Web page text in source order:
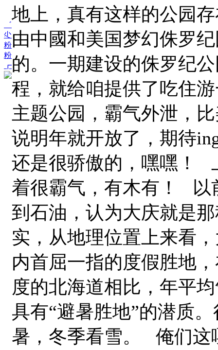
゛
尐
粉
粉
┏
地上，真有这样的公园
由中國和美国梦幻侏罗
的。一期建设的侏罗纪
程，就给咱提供了吃住
主题公园，霸气外泄，
说明年就开放了，期待
还是很骄傲的，嘿嘿
着很霸气，有木有！ 以
到石油，认为大庆就是
实，从地理位置上来看
内首屈一指的度假胜地
度的北海道相比，年平
具有“避暑胜地”的潜质
暑，冬季看雪。 俺们这